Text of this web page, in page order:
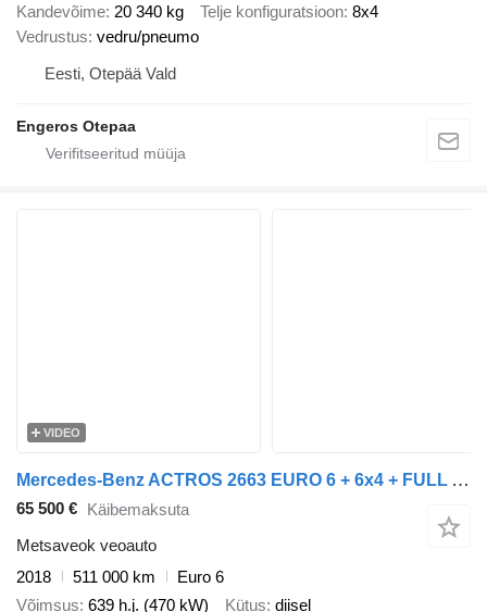
Kandevõime 20 340 kg Telje konfiguratsioon 8x4
Vedrustus vedru/pneumo
Eesti, Otepää Vald
Engeros Otepaa
VIDEO
Mercedes-Benz ACTROS 2663 EURO 6 + 6x4 + FULL AIR + RETARDER + LOGLIFT CRANE
65 500 € Käibemaksuta
Metsaveok veoauto
2018
511 000 km
Euro 6
Võimsus 639 h.j. (470 kW) Kütus diisel